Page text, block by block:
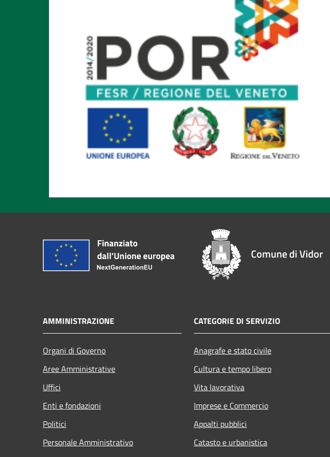
Comune di Vidor
AMMINISTRAZIONE
Organi di Governo
Aree Amministrative
Uffici
Enti e fondazioni
Politici
Personale Amministrativo
CATEGORIE DI SERVIZIO
Anagrafe e stato civile
Cultura e tempo libero
Vita lavorativa
Imprese e Commercio
Appalti pubblici
Catasto e urbanistica